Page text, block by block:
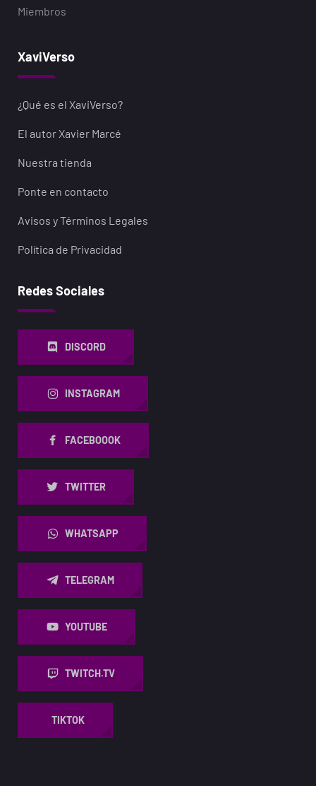
Miembros
XaviVerso
¿Qué es el XaviVerso?
El autor Xavier Marcé
Nuestra tienda
Ponte en contacto
Avisos y Términos Legales
Política de Privacidad
Redes Sociales
DISCORD
INSTAGRAM
FACEBOOOK
TWITTER
WHATSAPP
TELEGRAM
YOUTUBE
TWITCH.TV
TIKTOK